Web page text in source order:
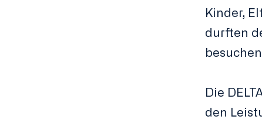
Kinder,
durften
Die
den